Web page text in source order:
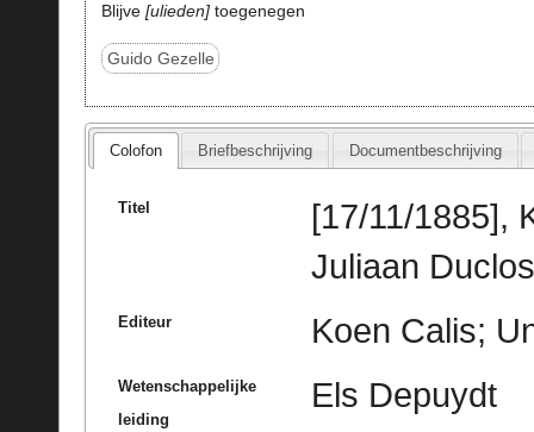
Blijve ulieden toegenegen
Guido Gezelle
Colofon Briefbeschrijving Documentbeschrijving
Titel
[17/11/1885],
Juliaan Duclos
Editeur Koen Calis;
Wetenschappelijke
leiding
Els Depuydt